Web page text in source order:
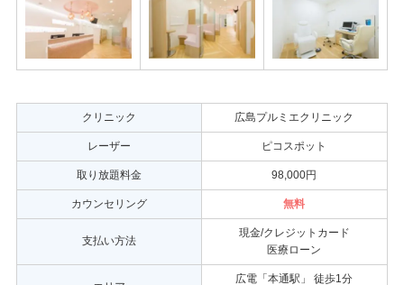
クリニック 広島プルミエクリニック
レーザー ピコスポット
取り放題料金 98,000円
カウンセリング 無料
支払い方法
現金/クレジットカード
医療ローン
広電「本通駅」 徒歩1分